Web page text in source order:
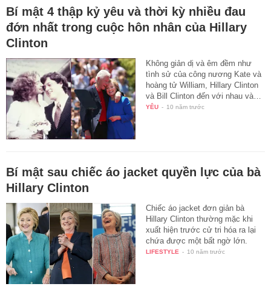
Bí mật 4 thập kỷ yêu và thời kỳ nhiều đau
đớn nhất trong cuộc hôn nhân của Hillary
Clinton
Không giản dị và êm đềm như
tình sử của công nương Kate và
hoàng tử William, Hillary Clinton
và Bill Clinton đến với nhau và…
YÊU - 10 năm trước
Bí mật sau chiếc áo jacket quyền lực của bà
Hillary Clinton
Chiếc áo jacket đơn giản bà
Hillary Clinton thường mặc khi
xuất hiện trước cử tri hóa ra lại
chứa được một bất ngờ lớn.
LIFESTYLE - 10 năm trước